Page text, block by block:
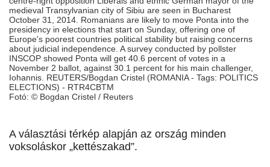
medieval Transylvanian city of Sibiu are seen in Bucharest
October 31, 2014. Romanians are likely to move Ponta into the
presidency in elections that start on Sunday, offering one of
Europe's poorest countries political stability but raising concerns
about judicial independence. A survey conducted by pollster
INSCOP showed Ponta will get 40.6 percent of votes in a
November 2 ballot, against 30.1 percent for his main challenger,
Iohannis. REUTERS/Bogdan Cristel (ROMANIA - Tags: POLITICS
ELECTIONS) - RTR4CBTM
Fotó: © Bogdan Cristel / Reuters
A választási térkép alapján az ország minden
voksoláskor „kettészakad”.